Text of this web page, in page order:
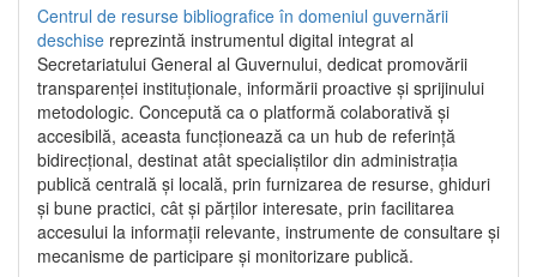
Centrul de resurse bibliografice în domeniul guvernării
deschise reprezintă instrumentul digital integrat al
Secretariatului General al Guvernului, dedicat promovării
transparenței instituționale, informării proactive și sprijinului
metodologic. Concepută ca o platformă colaborativă și
accesibilă, aceasta funcționează ca un hub de referință
bidirecțional, destinat atât specialiștilor din administrația
publică centrală și locală, prin furnizarea de resurse, ghiduri
și bune practici, cât și părților interesate, prin facilitarea
accesului la informații relevante, instrumente de consultare și
mecanisme de participare și monitorizare publică.